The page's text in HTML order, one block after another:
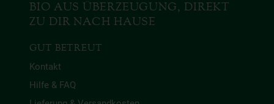
BIO AUS ÜBERZEUGUNG, DIREKT
ZU DIR NACH HAUSE
GUT BETREUT
Kontakt
Hilfe & FAQ